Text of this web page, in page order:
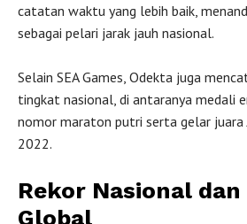
catatan waktu yang lebih baik,
sebagai pelari jarak jauh nasional.
Selain SEA Games, Odekta juga
tingkat nasional, di antaranya medali
nomor maraton putri serta gelar juara
2022.
Rekor Nasional
Global